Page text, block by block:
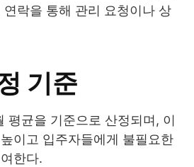
락을 통해 관리 요청이나 상
기준
평균을 기준으로 산정되며, 이
이고 입주자들에게 불필요한
한다.